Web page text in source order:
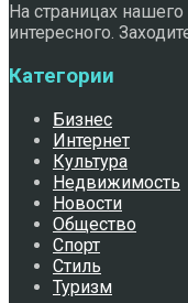
На страницах
интересного.
Категории
Бизнес
Интернет
Культура
Недвижимость
Новости
Общество
Спорт
Стиль
Туризм